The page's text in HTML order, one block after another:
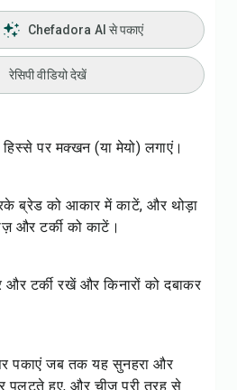
Chefadora AI से पकाएं
रेसिपी वीडियो देखें
पर मक्खन (या मेयो) लगाएं।
ब्रेड को आकार में काटें, और थोड़ा
और टर्की को काटें।
टर्की रखें और किनारों को दबाकर
पकाएं जब तक यह सुनहरा और
पलटते हुए, और चीज़ पूरी तरह से